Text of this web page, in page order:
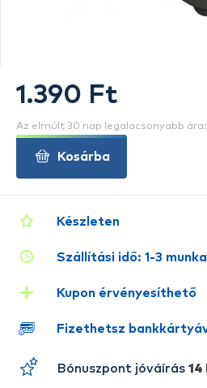
Készleten
Szállítási idő: 1-3
Kupon érvényesíthető
Fizethetsz
Bónuszpont jóváírás 14
1.390 Ft
Az elmúlt 30 nap legalacsonyabb ára:
Kosárba